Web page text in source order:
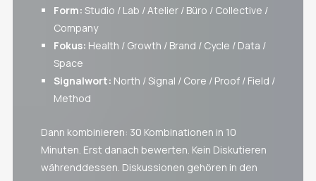
Form: Studio / Lab / Atelier / Büro / Collective /
Company
Fokus: Health / Growth / Brand / Cycle / Data /
Space
Signalwort: North / Signal / Core / Proof / Field /
Method
Dann kombinieren: 30 Kombinationen in 10
Minuten. Erst danach bewerten. Kein Diskutieren
währenddessen. Diskussionen gehören in den